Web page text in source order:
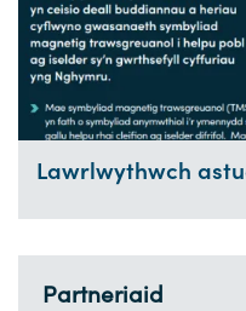
Lawrlwythwch
Partneriaid